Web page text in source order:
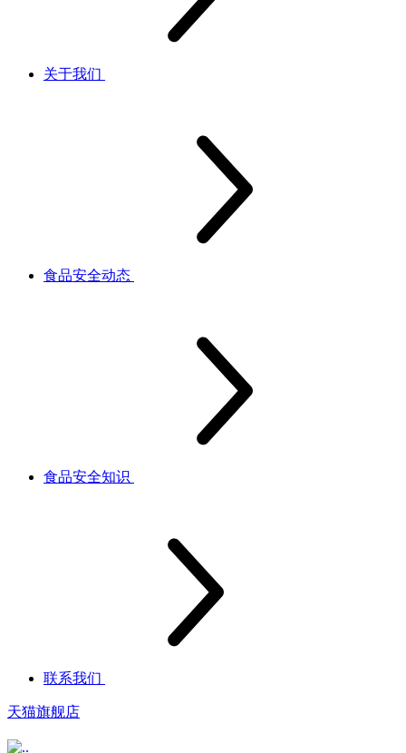
关于我们
食品安全动态
食品安全知识
联系我们
天猫旗舰店